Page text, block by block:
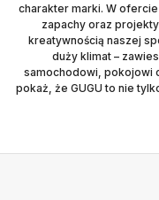
charakter marki. W
zapachy oraz
kreatywnością naszej
duży klimat –
samochodowi, pokojowi
pokaż, że GUGU to nie